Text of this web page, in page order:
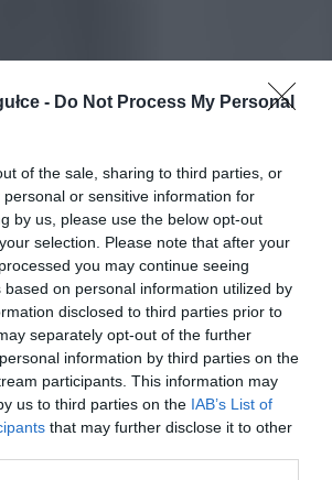
- Do Not Process My Personal
of the sale, sharing to third parties, or
or sensitive information for
by us, please use the below opt-out
selection. Please note that after your
you may continue seeing
based on personal information utilized by
disclosed to third parties prior to
separately opt-out of the further
information by third parties on the
participants. This information may
us to third parties on the IAB’s List of
that may further disclose it to other